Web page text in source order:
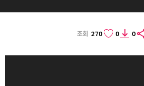
조회 270 0 0